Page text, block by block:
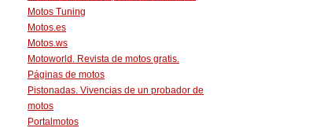
Motos Tuning
Motos.es
Motos.ws
Motoworld. Revista de motos gratis.
Páginas de motos
Pistonadas. Vivencias de un probador de
motos
Portalmotos